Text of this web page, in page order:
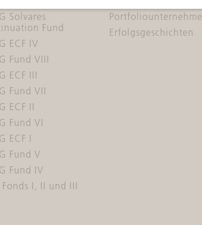
Solvares
Fund
ECF IV
Fund VIII
ECF III
Fund VII
ECF II
Fund VI
ECF I
Fund V
Fund IV
Fonds I, II und III
Erfolgsgeschichten